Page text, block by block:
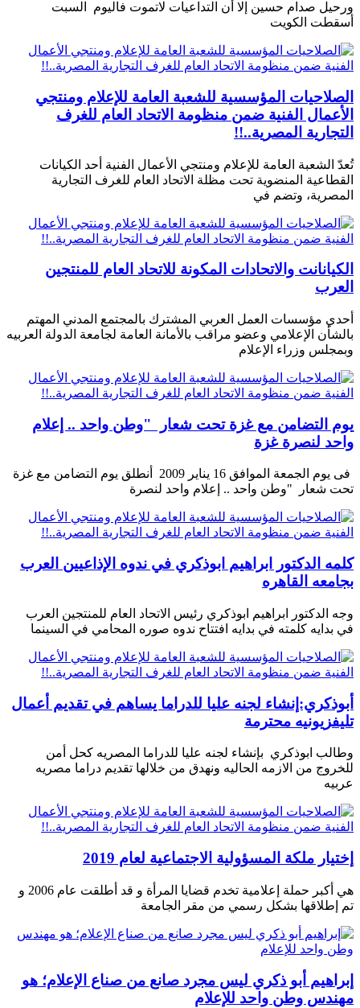
ورحيل صدام حسين إلا أن التداعيات لاتموت فاليوم السبت
أسقطت الكويت
الصلاحيات المؤسسية للشعبة العامة للإعلام ومنتجي
الأعمال الفنية ضمن منظومة الاتحاد العام للغرف
التجارية المصرية..!!
تُعدّ الشعبة العامة للإعلام ومنتجي الأعمال الفنية أحد الكيانات
القطاعية المنضوية تحت مظلة الاتحاد العام للغرف التجارية
المصرية، وتضم في
الكيانانت والاتحادات المكونة للاتحاد العام للمنتجين
العرب
أحدي مؤسسات العمل العربي المشترك بالمجتمع المدني المهتم
بالشأن الإعلامي وعضو مراقب بالأمانة العامة لجامعة الدولة العربيه
وبمجلس وزراء الإعلام
يوم التضامن مع غزة تحت شعار "وطن واحد .. إعلام
واحد لنصرة غزة
فى يوم الجمعة الموافق 16 يناير 2009 أنطلق يوم التضامن مع غزة
تحت شعار "وطن واحد .. إعلام واحد لنصرة
كلمه الدكتور ابراهيم ابوذكري في ندوه الإذاعيين العرب
بجامعه القاهره
وجه الدكتور ابراهيم ابوذكري رئيس الاتحاد العام للمنتجين العرب
في بدايه كلمته في بدايه افتتاح ندوه صوره المحامي في السينما
أبوذكري:إنشاء لجنه عليا للدراما يساهم في تقديم أعمال
تليفزيونيه محترمة
وطالب ابوذكري بإنشاء لجنه عليا للدراما المصريه كحل أمن
للخروج من الازمه الحاليه ونهدق من خلالها تقديم دراما مصريه
عربيه
إختيار ملكة المسؤولية الاجتماعية لعام 2019
هي أكبر حملة إعلامية تخدم قضايا المرأة و قد أطلقت عام 2006 و
تم إطلاقها بشكل رسمي من مقر الجامعة
إبراهيم أبو ذكري ليس مجرد صانع من صناع الإعلام؛ هو
مهندس وطن واحد للإعلام